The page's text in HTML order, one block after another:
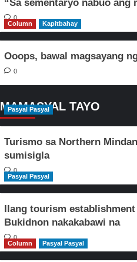
“Sa sementaryo nabuo ang
0
Column
Kapitbahay
Ooops, bawal magsayang
0
MAMASYAL TAYO
Pasyal Pasyal
Turismo sa Northern
sumisigla
0
Pasyal Pasyal
Ilang tourism
Bukidnon nakakabawi na
0
Column
Pasyal Pasyal